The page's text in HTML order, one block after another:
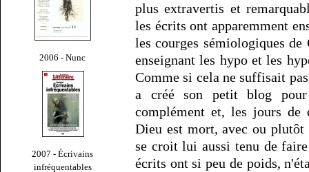
2006 - Nunc
2007 - Écrivains
infréquentables
plus extravertis et
les écrits ont apparemment
les courges sémiologiques de
enseignant les hypo et les
Comme si cela ne suffisait
a créé son petit blog
complément et, les jours
Dieu est mort, avec ou
se croit lui aussi tenu de
écrits ont si peu de poids,